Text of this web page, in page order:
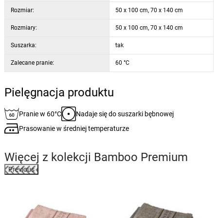
1 ręcznik kąpielowy 70 x 140 cm
Rozmiar: 50 x 100 cm, 70 x 140 cm
Rozmiary: 50 x 100 cm, 70 x 140 cm
Suszarka: tak
Zalecane pranie: 60 °C
Pielęgnacja produktu
Pranie w 60°C
Nadaje się do suszarki bębnowej
Prasowanie w średniej temperaturze
Więcej z kolekcji Bamboo Premium
Previous